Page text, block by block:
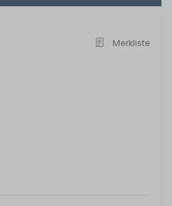
Merkliste